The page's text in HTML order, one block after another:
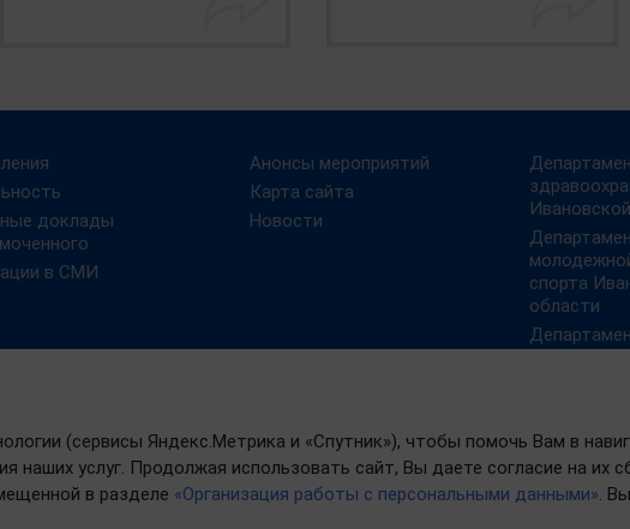
(сервисы Яндекс.Метрика и «Спутник»), чтобы помочь Вам в
наших услуг. Продолжая использовать сайт, Вы даете согласие на их
в разделе «Организация работы с персональными данными».
доклады
в СМИ
Анонсы мероприятий
Карта сайта
Новости
спорта
области
населения
области